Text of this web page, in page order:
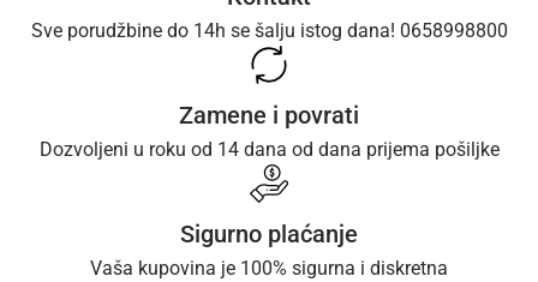
Sve porudžbine do 14h se šalju istog dana! 0658998800
Zamene i povrati
Dozvoljeni u roku od 14 dana od dana prijema pošiljke
Sigurno plaćanje
Vaša kupovina je 100% sigurna i diskretna